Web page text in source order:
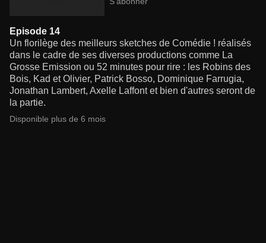
Episode 14
Un florilège des meilleurs sketches de Comédie ! réalisés
dans le cadre de ses diverses productions comme La
Grosse Emission ou 52 minutes pour rire : les Robins des
Bois, Kad et Olivier, Patrick Bosso, Dominique Farrugia,
Jonathan Lambert, Axelle Laffont et bien d'autres seront de
la partie.
Disponible plus de 6 mois